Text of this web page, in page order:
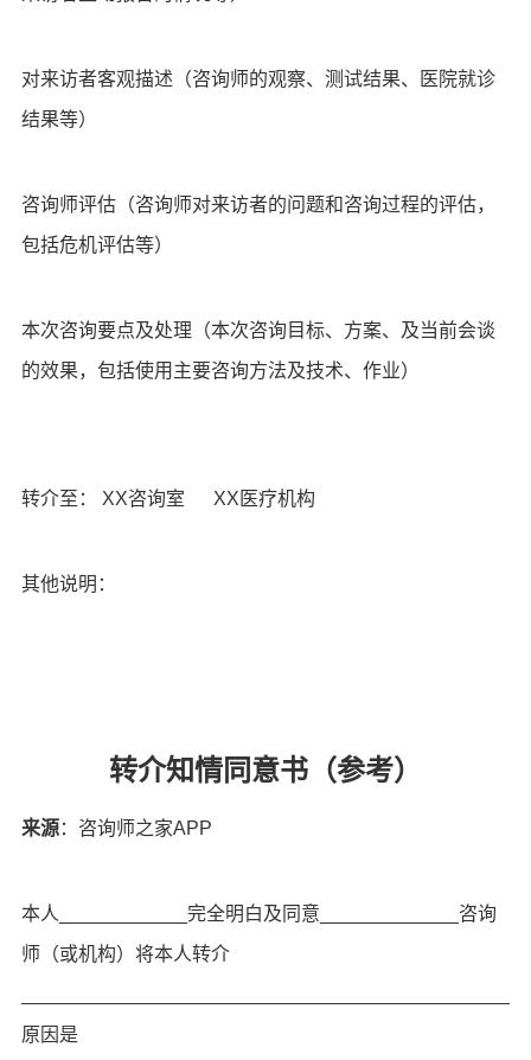
对来访者客观描述（咨询师的观察、测试结果、医院就诊
结果等）
咨询师评估（咨询师对来访者的问题和咨询过程的评估，
包括危机评估等）
本次咨询要点及处理（本次咨询目标、方案、及当前会谈
的效果，包括使用主要咨询方法及技术、作业）
转介至： XX咨询室 XX医疗机构
其他说明：
转介知情同意书（参考）
来源：咨询师之家APP
本人____________完全明白及同意_____________咨询
师（或机构）将本人转介
原因是